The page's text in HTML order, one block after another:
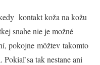
kontakt koža na kožu
snahe nie je možné
pokojne môžtev takomto
sa tak nestane ani